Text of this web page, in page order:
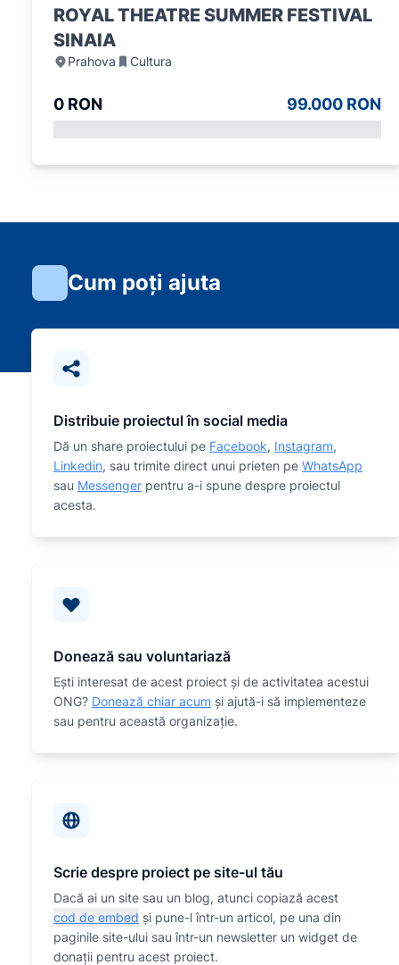
ROYAL THEATRE SUMMER FESTIVAL
SINAIA
Prahova Cultura
0 RON 99.000 RON
Cum poți ajuta
Distribuie proiectul în social media
Dă un share proiectului pe Facebook, Instagram,
Linkedin, sau trimite direct unui prieten pe WhatsApp
sau Messenger pentru a-i spune despre proiectul
acesta.
Donează sau voluntariază
Eşti interesat de acest proiect și de activitatea acestui
ONG? Donează chiar acum și ajută-i să implementeze
sau pentru această organizaţie.
Scrie despre proiect pe site-ul tău
Dacă ai un site sau un blog, atunci copiază acest
cod de embed și pune-l într-un articol, pe una din
paginile site-ului sau într-un newsletter un widget de
donații pentru acest proiect.